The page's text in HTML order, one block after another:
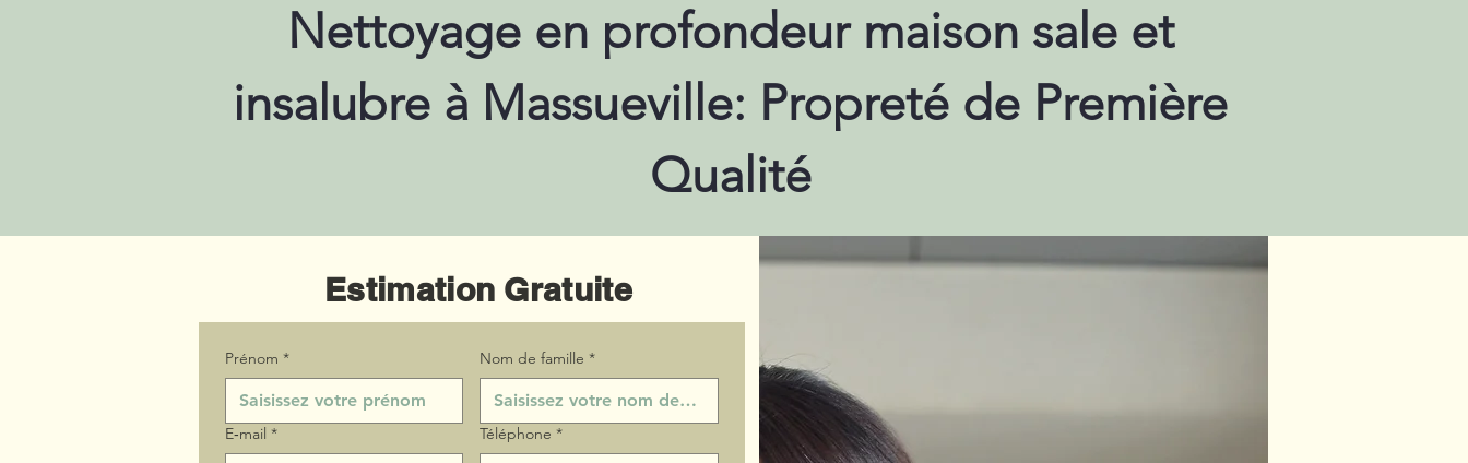
Nettoyage en profondeur maison sale et
insalubre à Massueville: Propreté de Première
Qualité
Estimation Gratuite
Prénom * Nom de famille *
E‑mail * Téléphone *